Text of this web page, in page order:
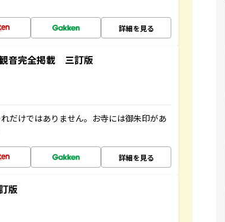
詳細を見る
音完全掲載 三訂版
だけではありません。お寺には御朱印があ
詳細を見る
版